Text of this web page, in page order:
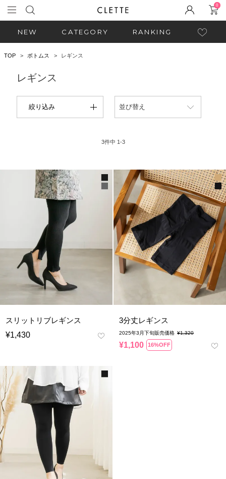
0
NEW CATEGORY RANKING
TOP ボトムス レギンス
レギンス
絞り込み 並び替え
3件中 1-3
スリットリブレギンス
¥1,430
3分丈レギンス
2025年3月下旬販売価格 ¥1,320
¥1,100 16%OFF